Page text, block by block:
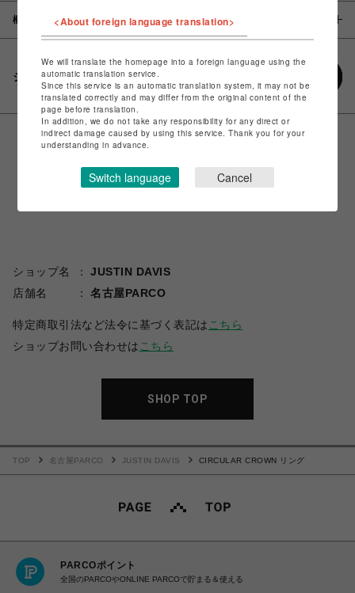
概要
シェアする
ショップ名
JUSTIN DAVIS
店舗名
名古屋PARCO
特定商取引法など法令に基づく表記は こちら
ショップお問い合わせは こちら
SHOP TOP
TOP 名古屋PARCO JUSTIN DAVIS CIRCULAR CROWN リング
PARCOポイント
全国のPARCOやONLINE PARCOで貯まる＆使える
<About foreign language translation>
We will translate the homepage into a foreign language using the
automatic translation service.
Since this service is an automatic translation system, it may not be
translated correctly and may differ from the original content of the
page before translation.
In addition, we do not take any responsibility for any direct or
indirect damage caused by using this service. Thank you for your
understanding in advance.
Switch language Cancel